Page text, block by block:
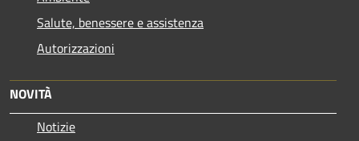
Salute, benessere e assistenza
Autorizzazioni
NOVITÀ
Notizie